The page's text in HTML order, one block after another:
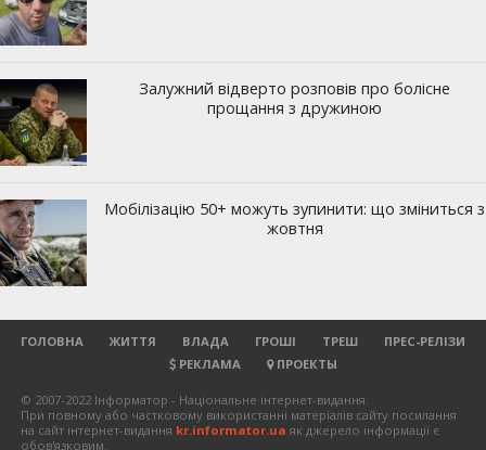
ГОЛОВНА ЖИТТЯ ВЛАДА ГРОШІ ТРЕШ
ПРЕС-РЕЛІЗИ
РЕКЛАМА
ПРОЕКТЫ
© 2007-2022 Інформатор - Національне інтернет-видання.
При повному або частковому використанні матеріалів сайту посилання
на сайт інтернет-видання kr.informator.ua як джерело інформації є
обов'язковим.